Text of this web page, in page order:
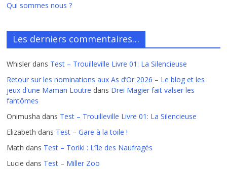
Qui sommes nous ?
Les derniers commentaires…
Whisler dans Test – Trouilleville Livre 01: La Silencieuse
Retour sur les nominations aux As d’Or 2026 – Le blog et les
jeux d'une Maman Loutre dans Drei Magier fait valser les
fantômes
Onimusha dans Test – Trouilleville Livre 01: La Silencieuse
Elizabeth dans Test – Gare à la toile !
Math dans Test – Toriki : L’île des Naufragés
Lucie dans Test – Miller Zoo